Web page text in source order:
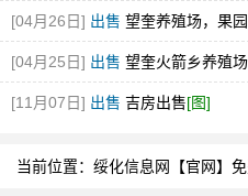
[04月26日] 出售 望奎养殖场，果
[04月25日] 出售 望奎火箭乡养殖
意者联系139 [图]
[11月07日] 出售 吉房出售[图]
当前位置： 绥化信息网【官网】